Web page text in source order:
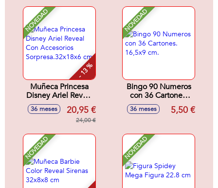
NOVEDAD
- 13 %
Muñeca Princesa
Disney Ariel Reveal
Con Accesorios
Sorpresa.32x18x6
36 meses 20,95 €
24,00 €
NOVEDAD
Bingo 90 Numeros
con 36 Cartones.
16,5x9 cm.
36 meses 5,50 €
NOVEDAD NOVEDAD